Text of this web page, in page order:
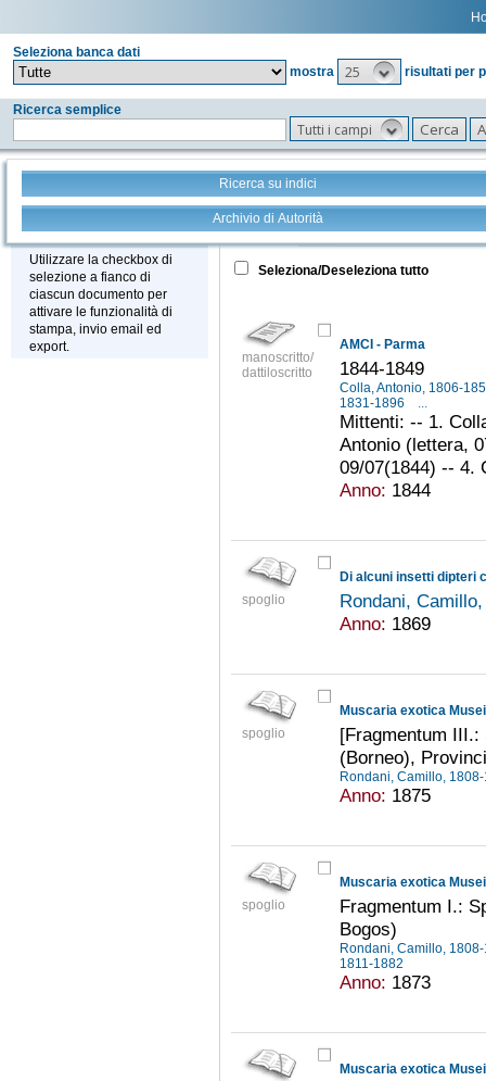
Seleziona banca dati
mostra
25 risultati per
Ricerca semplice
Tutti i campi
Ricerca su indici
Archivio di Autorità
Stampa - Email - Export
Utilizzare la checkbox di
selezione a fianco di
ciascun documento per
attivare le funzionalità di
stampa, invio email ed
export.
Tutto +
Seleziona/Deseleziona tutto
manoscritto/
dattiloscritto
AMCI - Parma
1844-1849
Colla, Antonio, 1806-
1831-1896
...
Mittenti: -- 1.
Antonio (lettera,
09/07(1844) -- 4.
Anno: 1844
spoglio
Rondani,
Anno: 1869
spoglio
[Fragmentum
(Borneo),
Rondani, Camillo,
Anno: 1875
spoglio
Fragmentum I.:
Bogos)
Rondani, Camillo,
1811-1882
Anno: 1873